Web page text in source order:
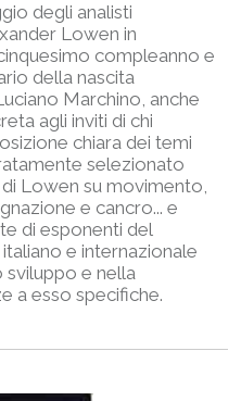
degli analisti
Lowen in
compleanno e
della nascita
Marchino, anche
agli inviti di chi
chiara dei temi
selezionato
Lowen su movimento,
e cancro... e
di esponenti del
e internazionale
e nella
a esso specifiche.